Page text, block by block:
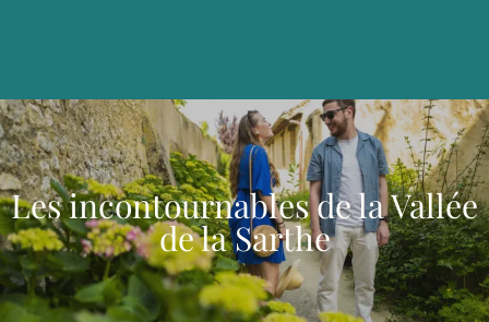
Les incontournables de la Vallée
de la Sarthe